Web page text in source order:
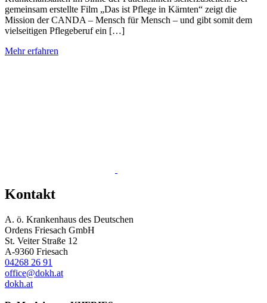
gemeinsam erstellte Film „Das ist Pflege in Kärnten“ zeigt die
Mission der CANDA – Mensch für Mensch – und gibt somit dem
vielseitigen Pflegeberuf ein […]
Mehr erfahren
Kontakt
A. ö. Krankenhaus des Deutschen
Ordens Friesach GmbH
St. Veiter Straße 12
A-9360 Friesach
04268 26 91
office@dokh.at
dokh.at